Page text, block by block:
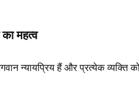
महत्व
न्यायप्रिय हैं और प्रत्येक व्यक्ति